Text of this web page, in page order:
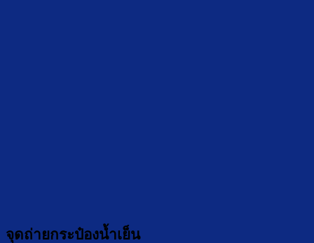
จุดถ่ายกระป๋องน้ำเย็น